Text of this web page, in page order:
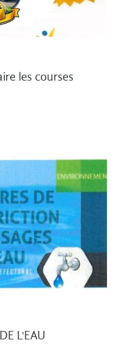
les courses
L'EAU